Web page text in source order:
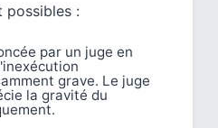
possibles :
par un juge en
grave. Le juge
la gravité du